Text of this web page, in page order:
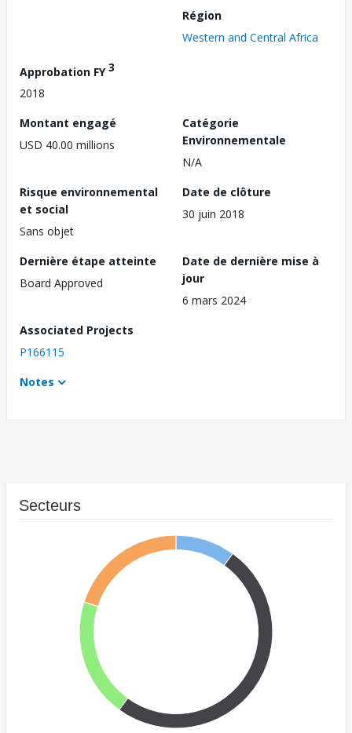
Région
Western and Central Africa
Approbation FY3
2018
Montant engagé
USD 40.00 millions
Catégorie
Environnementale
N/A
Risque environnemental
et social
Sans objet
Date de clôture
30 juin 2018
Dernière étape atteinte
Board Approved
Date de dernière mise à
jour
6 mars 2024
Associated Projects
P166115
Notes
Secteurs